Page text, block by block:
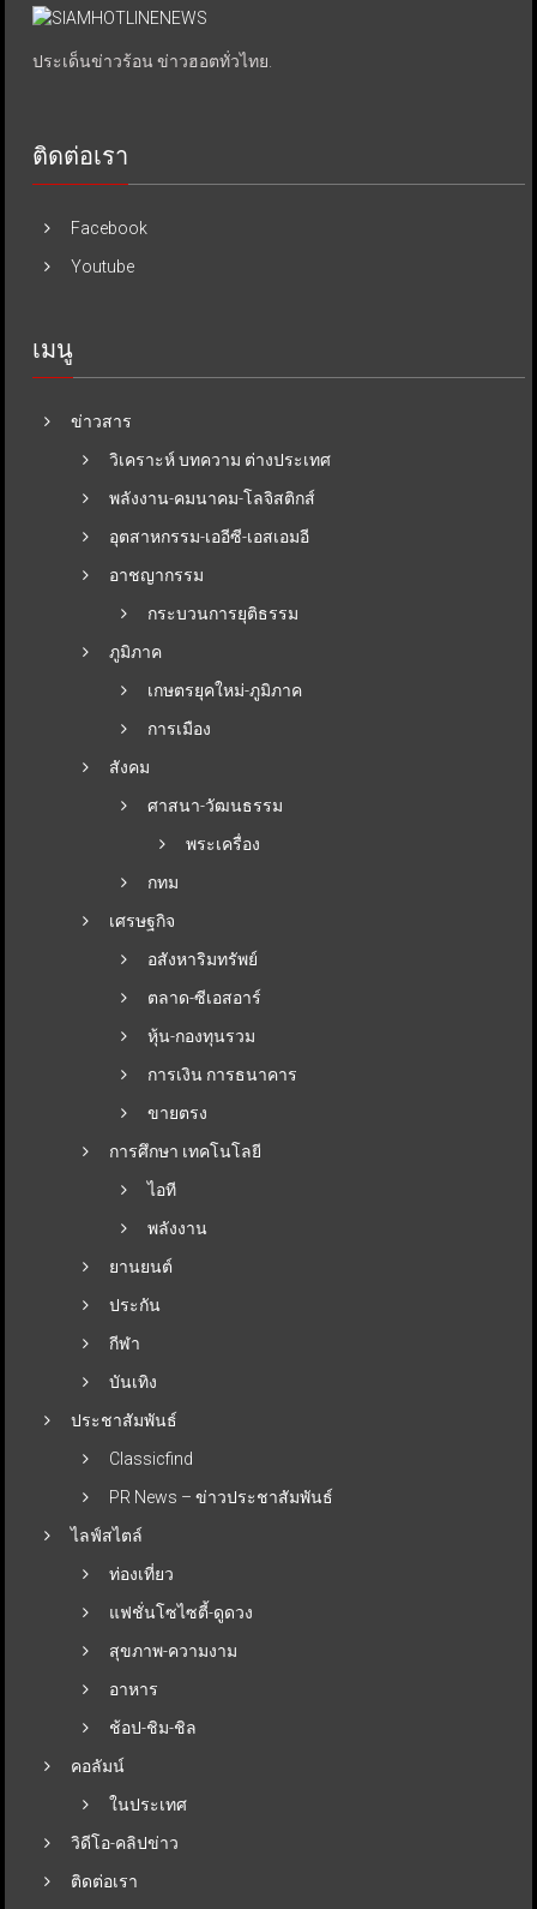
ประเด็นข่าวร้อน ข่าวฮอตทั่วไทย.
ติดต่อเรา
Facebook
Youtube
เมนู
ข่าวสาร
วิเคราะห์ บทความ ต่างประเทศ
พลังงาน-คมนาคม-โลจิสติกส์
อุตสาหกรรม-เออีซี-เอสเอมอี
อาชญากรรม
กระบวนการยุติธรรม
ภูมิภาค
เกษตรยุคใหม่-ภูมิภาค
การเมือง
สังคม
ศาสนา-วัฒนธรรม
พระเครื่อง
กทม
เศรษฐกิจ
อสังหาริมทรัพย์
ตลาด-ซีเอสอาร์
หุ้น-กองทุนรวม
การเงิน การธนาคาร
ขายตรง
การศึกษา เทคโนโลยี
ไอที
พลังงาน
ยานยนต์
ประกัน
กีฬา
บันเทิง
ประชาสัมพันธ์
Classicfind
PR News – ข่าวประชาสัมพันธ์
ไลฟ์สไตล์
ท่องเที่ยว
แฟชั่นโซไซตี้-ดูดวง
สุขภาพ-ความงาม
อาหาร
ช้อป-ชิม-ชิล
คอลัมน์
ในประเทศ
วิดีโอ-คลิปข่าว
ติดต่อเรา